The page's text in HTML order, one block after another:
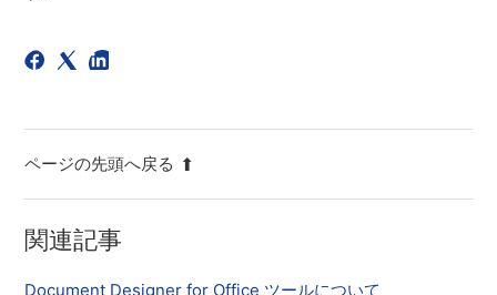
ページの先頭へ戻る
関連記事
Document Designer for Office ツールについて